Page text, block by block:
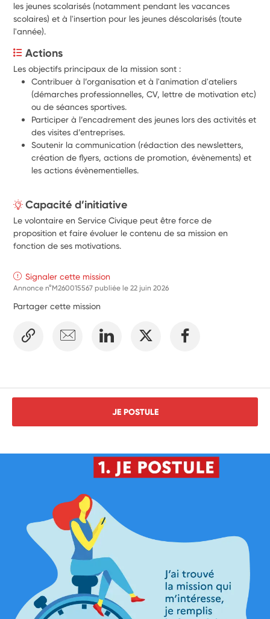
les jeunes scolarisés (notamment pendant les vacances
scolaires) et à l'insertion pour les jeunes déscolarisés (toute
l'année).
Actions
Les objectifs principaux de la mission sont :
Contribuer à l’organisation et à l'animation d'ateliers
(démarches professionnelles, CV, lettre de motivation etc)
ou de séances sportives.
Participer à l’encadrement des jeunes lors des activités et
des visites d’entreprises.
Soutenir la communication (rédaction des newsletters,
création de flyers, actions de promotion, évènements) et
les actions évènementielles.
Capacité d’initiative
Le volontaire en Service Civique peut être force de
proposition et faire évoluer le contenu de sa mission en
fonction de ses motivations.
Signaler cette mission
Annonce n°M260015567 publiée le22 juin 2026
Partager cette mission
JE POSTULE